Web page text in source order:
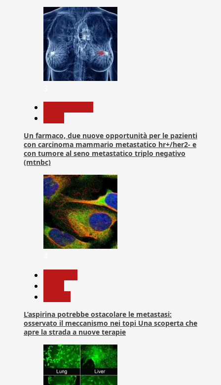
Un farmaco, due nuove opportunità per le pazienti
con carcinoma mammario metastatico hr+/her2- e
con tumore al seno metastatico triplo negativo
(mtnbc)
L’aspirina potrebbe ostacolare le metastasi:
osservato il meccanismo nei topi Una scoperta che
apre la strada a nuove terapie